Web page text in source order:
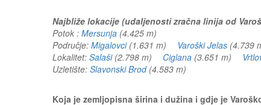
Najbliže lokacije (udaljenosti zračna linija od
Potok : Mersunja (4.425 m)
Područje: Migalovci(1.631 m) Varoški Jelas (4.739
Lokalitet: Salaši(2.798 m) Ciglana (3.651 m)
Uzletište: Slavonski Brod(4.583 m)
Koja je zemljopisna širina i dužina i gdje je